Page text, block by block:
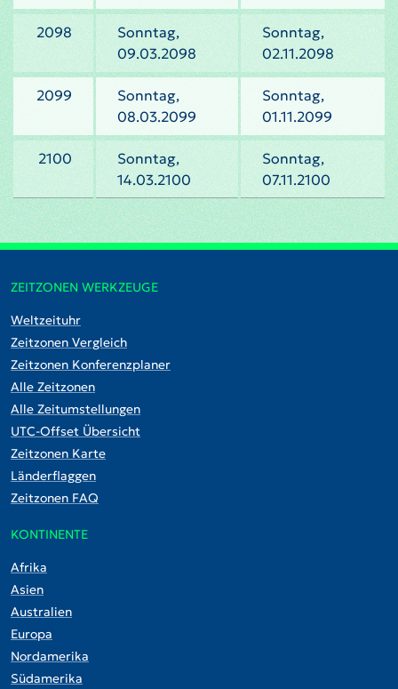
2098
Sonntag,
09.03.2098
Sonntag,
02.11.2098
2099
Sonntag,
08.03.2099
Sonntag,
01.11.2099
2100
Sonntag,
14.03.2100
Sonntag,
07.11.2100
ZEITZONEN WERKZEUGE
Weltzeituhr
Zeitzonen Vergleich
Zeitzonen Konferenzplaner
Alle Zeitzonen
Alle Zeitumstellungen
UTC-Offset Übersicht
Zeitzonen Karte
Länderflaggen
Zeitzonen FAQ
KONTINENTE
Afrika
Asien
Australien
Europa
Nordamerika
Südamerika